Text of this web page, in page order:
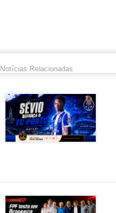
Notícias Relacionadas